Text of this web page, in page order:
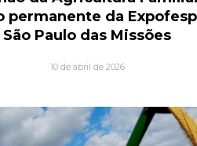
permanente da
São Paulo das Missões
10 de abril de 2026